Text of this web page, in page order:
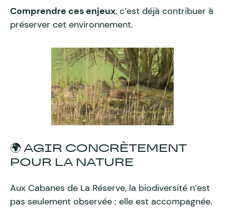
Comprendre ces enjeux, c’est déjà contribuer à
préserver cet environnement.
🌍 AGIR CONCRÈTEMENT
POUR LA NATURE
Aux Cabanes de La Réserve, la biodiversité n’est
pas seulement observée : elle est accompagnée.